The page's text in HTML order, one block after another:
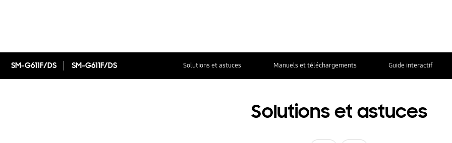
SM-G611F/DS SM-G611F/DS Solutions et astuces Manuels et téléchargements Guide interactif
Solutions et astuces